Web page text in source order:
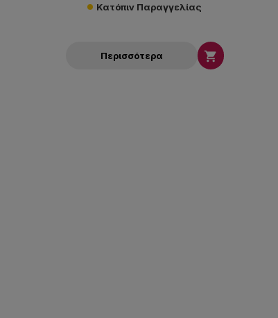
Κατόπιν Παραγγελίας
Περισσότερα 